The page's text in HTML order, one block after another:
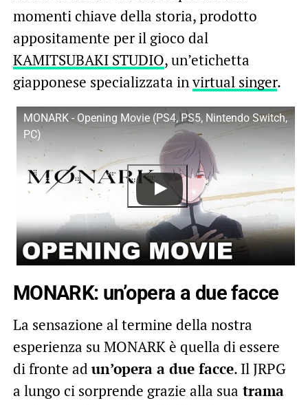
momenti chiave della storia, prodotto
appositamente per il gioco dal
KAMITSUBAKI STUDIO, un’etichetta
giapponese specializzata invirtual singer.
MONARK - Opening Movie (PS4, PS5, Nintendo Switch,
PC)
MONARK: un’opera a due facce
La sensazione al termine della nostra
esperienza su MONARK è quella di essere
di fronte ad un’opera a due facce. Il JRPG
a lungo ci sorprende grazie alla sua trama